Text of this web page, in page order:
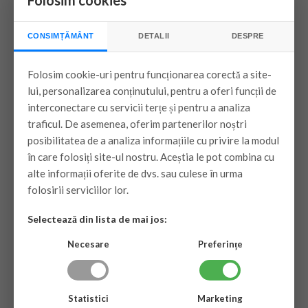
o raza de 10 km )
150 lei/ml
Garantie produs + montaj : 36 luni
3.900 lei
3.500 lei
VEZI PRODUSUL
CONSIMȚĂMÂNT DETALII DESPRE
Folosim cookie-uri pentru funcționarea corectă a site-
lui, personalizarea conținutului, pentru a oferi funcții de
interconectare cu servicii terțe și pentru a analiza
traficul. De asemenea, oferim partenerilor noștri
posibilitatea de a analiza informațiile cu privire la modul
în care folosiți site-ul nostru. Aceștia le pot combina cu
alte informații oferite de dvs. sau culese în urma
folosirii serviciilor lor.
Selectează din lista de mai jos:
Necesare Preferințe
Statistici Marketing